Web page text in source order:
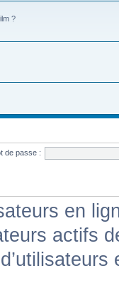
?
de passe :
en
actifs